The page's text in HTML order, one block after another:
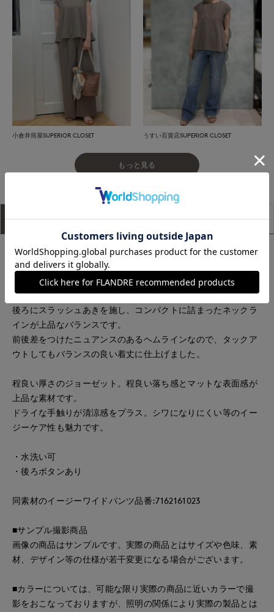
小倉井筒屋SUPERIOR CLOSET うすい百貨店SUPERIOR CLOSET
もっと見る
アイテム説明 サイズ詳細 購入レビュー
【新サービス】おうちでFittingスタート！詳しくはこちら
切り替えを活かしたフレアシルエットがポイントのブラウス。
程良い丈感のフレンチスリーブで二の腕をさりげなくカバー。
後ろにスラッシュあきを施し、コンパクトに詰まったネックラ
インが上品なバランスです。
前後差をつけたニュアンスのあるヘムラインなので、タックア
ウトしてもバランスの良い着丈に仕上げました。
程良い厚さのジョーゼット。程良い落ち感とマットな表面感が
上品な素材です。
ドライな手触りが清涼感をプラス。シワになりにくい等のイー
ジーケア性も魅力です。
・水洗い可
・後ろボタンあり
同素材のイージーワイドパンツ品番:7162161023
■サンプル撮影商品
画像の商品はサンプルです。実際の商品とはサイズや色味、素
材、デザイン等の仕様が若干変更になる場合がございます。
■カラーについては、可能な限り実際の商品に近いカラーで撮
影をおこなっておりますが、照明の関係により実際の製品とは